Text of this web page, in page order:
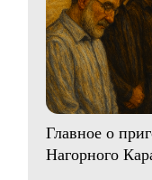
Главное о
Нагорного